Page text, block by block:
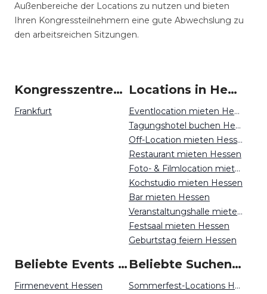
Außenbereiche der Locations zu nutzen und bieten
Ihren Kongressteilnehmern eine gute Abwechslung zu
den arbeitsreichen Sitzungen.
Kongresszentren um Hessen
Frankfurt
Locations in Hessen mieten
Eventlocation mieten Hessen
Tagungshotel buchen Hessen
Off-Location mieten Hessen
Restaurant mieten Hessen
Foto- & Filmlocation mieten Hessen
Kochstudio mieten Hessen
Bar mieten Hessen
Veranstaltungshalle mieten Hessen
Festsaal mieten Hessen
Geburtstag feiern Hessen
Beliebte Events in Hessen
Firmenevent Hessen
Beliebte Suchen auf Event Inc
Sommerfest-Locations Hamburg